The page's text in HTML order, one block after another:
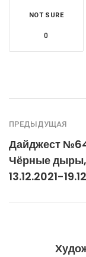
NOT SURE
0
ПРЕДЫДУЩАЯ
Дайджест
Чёрные
13.12.2021-